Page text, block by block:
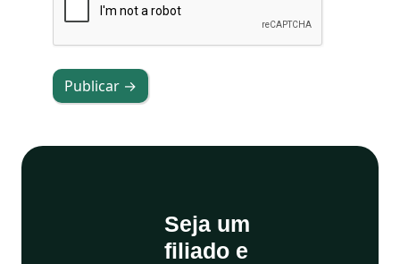
Publicar →
Seja um
filiado e